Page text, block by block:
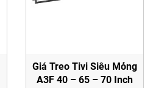
Giá Treo Tivi Siêu Mỏng
A3F 40 – 65 – 70 Inch